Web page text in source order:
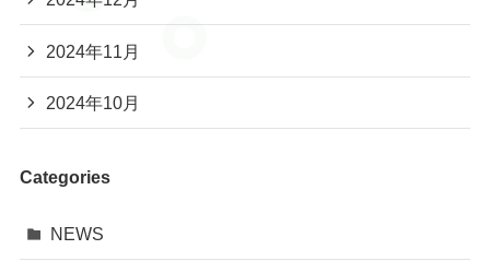
2024年11月
2024年10月
Categories
NEWS